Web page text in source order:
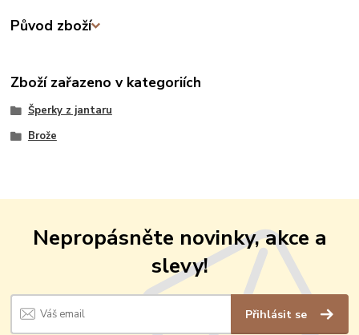
Původ zboží
Zboží zařazeno v kategoriích
Šperky z jantaru
Brože
Nepropásněte novinky, akce a
slevy!
Přihlásit se